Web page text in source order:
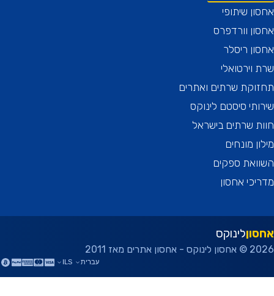
שיתופי
וורדפרס
ריסלר
שרתים ואתרים
סיסטם לינוקס
שרתים בישראל
מונחים
ספקים
אחסון
לינוקס
מאז 2011
עברית ILS